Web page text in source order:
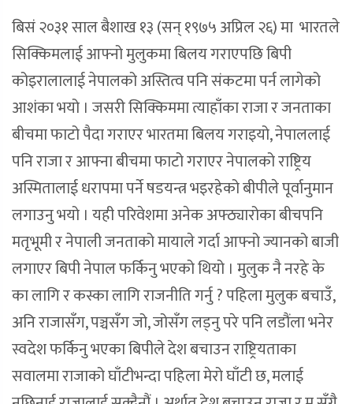
बिसं २०३१ साल बैशाख १३ (सन् १९७५ अप्रिल २६) मा भारतले
सिक्किमलाई आफ्नो मुलुकमा बिलय गराएपछि बिपी
कोइरालालाई नेपालको अस्तित्व पनि संकटमा पर्न लागेको
आशंका भयो । जसरी सिक्किममा त्याहाँका राजा र जनताका
बीचमा फाटो पैदा गराएर भारतमा बिलय गराइयो, नेपाललाई
पनि राजा र आफ्ना बीचमा फाटो गराएर नेपालको राष्ट्रिय
अस्मितालाई धरापमा पर्ने षडयन्त्र भइरहेको बीपीले पूर्वानुमान
लगाउनु भयो । यही परिवेशमा अनेक अफ्ठ्यारोका बीचपनि
मतृभूमी र नेपाली जनताको मायाले गर्दा आफ्नो ज्यानको बाजी
लगाएर बिपी नेपाल फर्किनु भएको थियो । मुलुक नै नरहे के
का लागि र कस्का लागि राजनीति गर्नु ? पहिला मुलुक बचाउँ,
अनि राजासँग, पञ्चसँग जो, जोसँग लड्नु परे पनि लडौंला भनेर
स्वदेश फर्किनु भएका बिपीले देश बचाउन राष्ट्रियताका
सवालमा राजाको घाँटीभन्दा पहिला मेरो घाँटी छ, मलाई